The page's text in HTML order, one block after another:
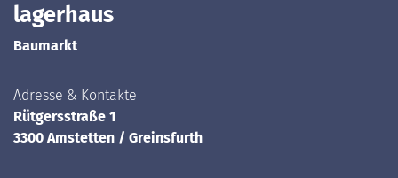
lagerhaus
Baumarkt
Adresse & Kontakte
Rütgersstraße 1
3300 Amstetten / Greinsfurth